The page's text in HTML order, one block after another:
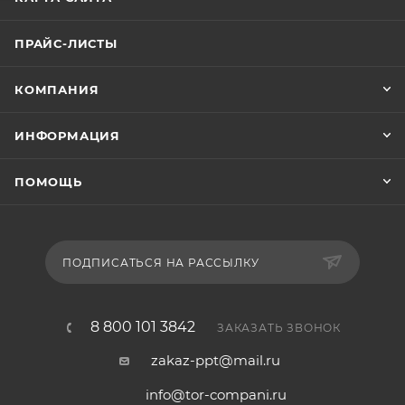
ПРАЙС-ЛИСТЫ
КОМПАНИЯ
ИНФОРМАЦИЯ
ПОМОЩЬ
ПОДПИСАТЬСЯ НА РАССЫЛКУ
8 800 101 3842 ЗАКАЗАТЬ ЗВОНОК
zakaz-ppt@mail.ru
info@tor-compani.ru